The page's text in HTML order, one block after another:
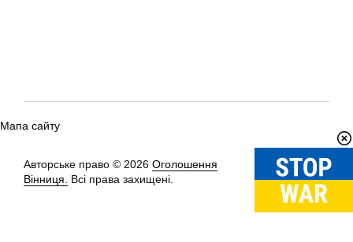
Мапа сайту
Авторське право © 2026 Оголошення
Вінниця.
Всі права захищені.
Вгору↑